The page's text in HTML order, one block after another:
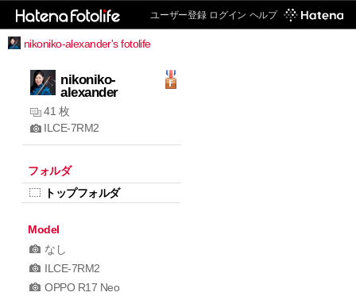
ユーザー登録 ログイン ヘルプ
nikoniko-alexander's fotolife
nikoniko-
alexander
41 枚
ILCE-7RM2
フォルダ
トップフォルダ
Model
なし
ILCE-7RM2
OPPO R17 Neo